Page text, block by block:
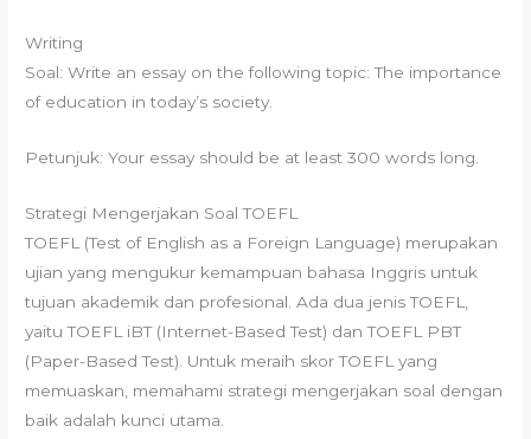
Writing
Soal: Write an essay on the following topic: The importance
of education in today’s society.
Petunjuk: Your essay should be at least 300 words long.
Strategi Mengerjakan Soal TOEFL
TOEFL (Test of English as a Foreign Language) merupakan
ujian yang mengukur kemampuan bahasa Inggris untuk
tujuan akademik dan profesional. Ada dua jenis TOEFL,
yaitu TOEFL iBT (Internet-Based Test) dan TOEFL PBT
(Paper-Based Test). Untuk meraih skor TOEFL yang
memuaskan, memahami strategi mengerjakan soal dengan
baik adalah kunci utama.